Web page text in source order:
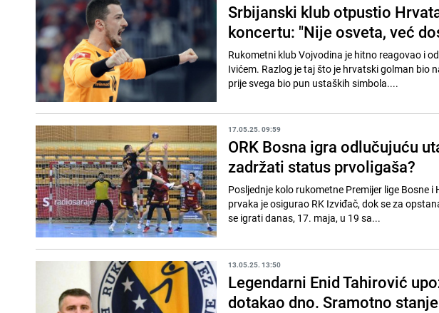
Srbijanski klub otpustio
koncertu: "Nije osveta, već
Rukometni klub Vojvodina je hitno reagovao i
Ivićem. Razlog je taj što je hrvatski golman bio
prije svega bio pun ustaških simbola....
17.05.25. 09:59
ORK Bosna igra odlučujuću
zadržati status prvoligaša?
Posljednje kolo rukometne Premijer lige Bosne
prvaka je osigurao RK Izviđač, dok se za
se igrati danas, 17. maja, u 19 sa...
13.05.25. 13:50
Legendarni Enid Tahirović
dotakao dno. Sramotno